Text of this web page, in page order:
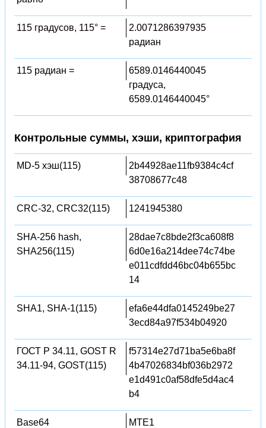
115 градусов, 115° =
2.0071286397935
радиан
115 радиан =
6589.0146440045
градуса,
6589.0146440045°
Контрольные суммы, хэши, криптография
MD-5 хэш(115)
2b44928ae11fb9384c4cf
38708677c48
CRC-32, CRC32(115) 1241945380
SHA-256 hash,
SHA256(115)
28dae7c8bde2f3ca608f8
6d0e16a214dee74c74be
e011cdfdd46bc04b655bc
14
SHA1, SHA-1(115)
efa6e44dfa0145249be27
3ecd84a97f534b04920
ГОСТ Р 34.11, GOST R
34.11-94, GOST(115)
f57314e27d71ba5e6ba8f
4b47026834bf036b2972
e1d491c0af58dfe5d4ac4
b4
Base64 MTE1